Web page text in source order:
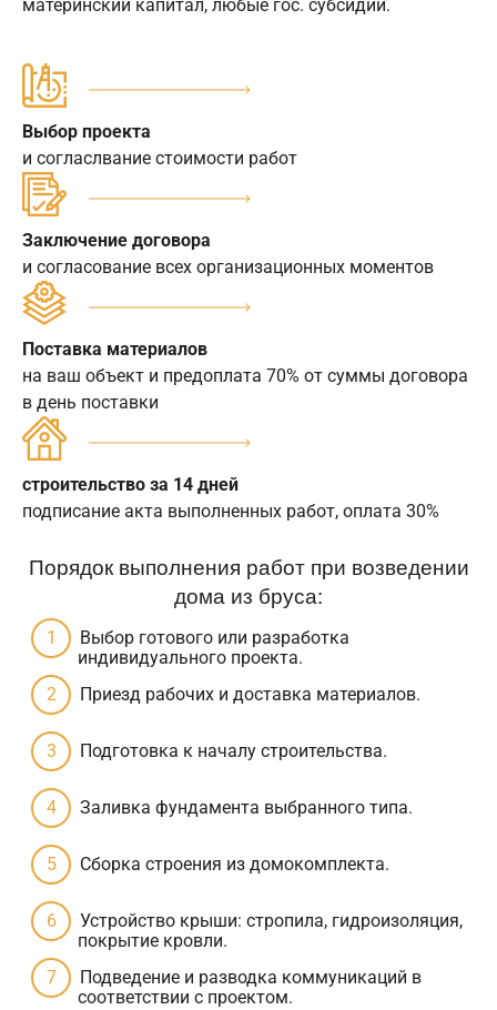
материнский капитал, любые гос. субсидии.
Выбор проекта
и согласлвание стоимости работ
Заключение договора
и согласование всех организационных моментов
Поставка материалов
на ваш объект и предоплата 70% от суммы договора
в день поставки
строительство за 14 дней
подписание акта выполненных работ, оплата 30%
Порядок выполнения работ при возведении
дома из бруса:
Выбор готового или разработка
индивидуального проекта.
Приезд рабочих и доставка материалов.
Подготовка к началу строительства.
Заливка фундамента выбранного типа.
Сборка строения из домокомплекта.
Устройство крыши: стропила, гидроизоляция,
покрытие кровли.
Подведение и разводка коммуникаций в
соответствии с проектом.